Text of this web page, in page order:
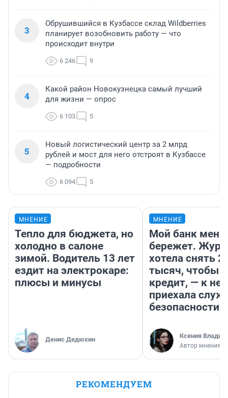
3
Обрушившийся в Кузбассе склад Wildberries
планирует возобновить работу — что
происходит внутри
6 246 9
4
Какой район Новокузнецка самый лучший
для жизни — опрос
6 103 5
5
Новый логистический центр за 2 млрд
рублей и мост для него отстроят в Кузбассе
— подробности
6 094 5
МНЕНИЕ
Тепло для бюджета, но
холодно в салоне
зимой. Водитель 13 лет
ездит на электрокаре:
плюсы и минусы
Денис Дедюхин
МНЕНИЕ
Мой банк меня
бережет.
хотела снять
тысяч, чтобы
кредит, — к
приехала
безопасности
Ксения
Автор мнения
РЕКОМЕНДУЕМ